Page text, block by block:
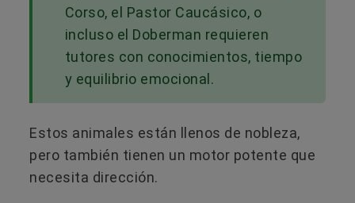
Corso, el Pastor Caucásico, o
incluso el Doberman requieren
tutores con conocimientos, tiempo
y equilibrio emocional.
Estos animales están llenos de nobleza,
pero también tienen un motor potente que
necesita dirección.